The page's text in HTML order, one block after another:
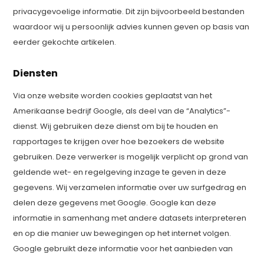
privacygevoelige informatie. Dit zijn bijvoorbeeld bestanden
waardoor wij u persoonlijk advies kunnen geven op basis van
eerder gekochte artikelen.
Diensten
Via onze website worden cookies geplaatst van het
Amerikaanse bedrijf Google, als deel van de “Analytics”-
dienst. Wij gebruiken deze dienst om bij te houden en
rapportages te krijgen over hoe bezoekers de website
gebruiken. Deze verwerker is mogelijk verplicht op grond van
geldende wet- en regelgeving inzage te geven in deze
gegevens. Wij verzamelen informatie over uw surfgedrag en
delen deze gegevens met Google. Google kan deze
informatie in samenhang met andere datasets interpreteren
en op die manier uw bewegingen op het internet volgen.
Google gebruikt deze informatie voor het aanbieden van